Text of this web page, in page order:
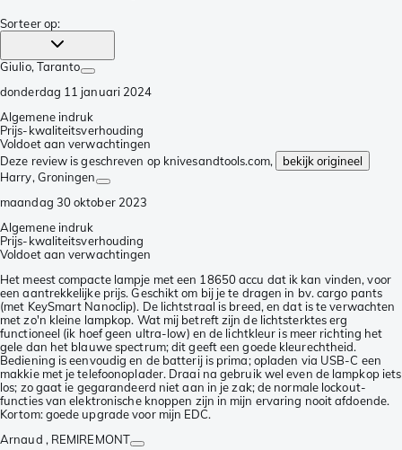
Sorteer op:
Giulio, Taranto
donderdag 11 januari 2024
Algemene indruk
Prijs-kwaliteitsverhouding
Voldoet aan verwachtingen
Deze review is geschreven op knivesandtools.com,
bekijk origineel
Harry, Groningen
maandag 30 oktober 2023
Algemene indruk
Prijs-kwaliteitsverhouding
Voldoet aan verwachtingen
Het meest compacte lampje met een 18650 accu dat ik kan vinden, voor
een aantrekkelijke prijs. Geschikt om bij je te dragen in bv. cargo pants
(met KeySmart Nanoclip). De lichtstraal is breed, en dat is te verwachten
met zo'n kleine lampkop. Wat mij betreft zijn de lichtsterktes erg
functioneel (ik hoef geen ultra-low) en de lichtkleur is meer richting het
gele dan het blauwe spectrum; dit geeft een goede kleurechtheid.
Bediening is eenvoudig en de batterij is prima; opladen via USB-C een
makkie met je telefoonoplader. Draai na gebruik wel even de lampkop iets
los; zo gaat ie gegarandeerd niet aan in je zak; de normale lockout-
functies van elektronische knoppen zijn in mijn ervaring nooit afdoende.
Kortom: goede upgrade voor mijn EDC.
Arnaud , REMIREMONT